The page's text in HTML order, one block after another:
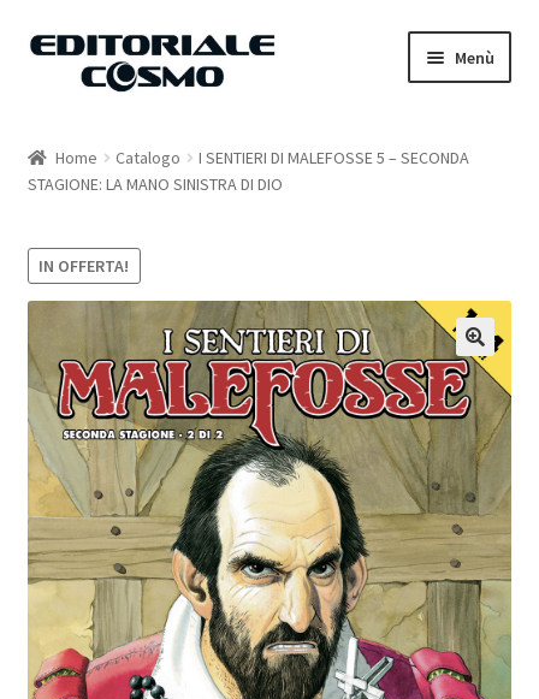
Vai
Vai
Menù
Catalogo
Carrello
Il mio account
Home Catalogo
I SENTIERI DI MALEFOSSE 5 – SECONDA
STAGIONE: LA MANO SINISTRA DI DIO
IN OFFERTA!